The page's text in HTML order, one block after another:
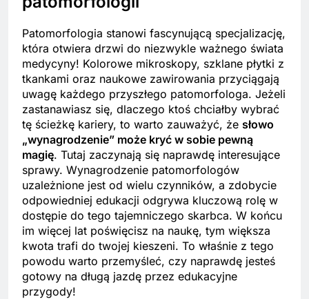
Patomorfologia stanowi fascynującą specjalizację,
która otwiera drzwi do niezwykle ważnego świata
medycyny! Kolorowe mikroskopy, szklane płytki z
tkankami oraz naukowe zawirowania przyciągają
uwagę każdego przyszłego patomorfologa. Jeżeli
zastanawiasz się, dlaczego ktoś chciałby wybrać
tę ścieżkę kariery, to warto zauważyć, że słowo
„wynagrodzenie” może kryć w sobie pewną
magię. Tutaj zaczynają się naprawdę interesujące
sprawy. Wynagrodzenie patomorfologów
uzależnione jest od wielu czynników, a zdobycie
odpowiedniej edukacji odgrywa kluczową rolę w
dostępie do tego tajemniczego skarbca. W końcu
im więcej lat poświęcisz na naukę, tym większa
kwota trafi do twojej kieszeni. To właśnie z tego
powodu warto przemyśleć, czy naprawdę jesteś
gotowy na długą jazdę przez edukacyjne
przygody!